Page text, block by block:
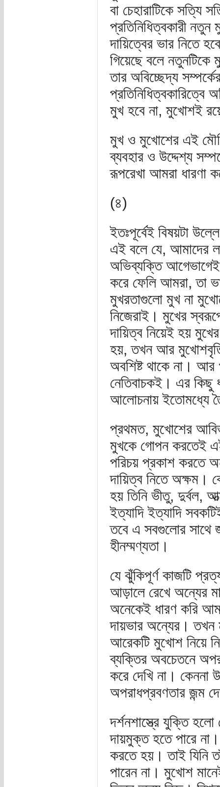
বা চেহারাটিকে সত্যি
প্রতিনিধিত্বকারী
দায়িত্বের ভার নিতে
গিয়েছে বলে নতুনটিকে
তার অবিচ্ছেদ্য
মুখ হবে না, মুখোশই
মুখ ও মুখোশের এই
ব্যবহার ও উদ্দেশ্য
রূপরেখা আমরা ধারণা
(৪)
ইতঃপূর্বেই বিষয়টা
এই বলে যে, আমাদের
অভিব্যক্তি
করে ফেলি আমরা, তা
মুখরতাগুলো মুখ না
নিজেরাই। মুখের
দায়িত্ব নিয়েই হয়
হয়, তখন আর
অবশিষ্ট থাকে না। আর
নেতিবাচকই। এর কিছু
আলোচনায় ইতোমধ্যে
প্রথমত, মুখোশের
মুখকে গোপন করতেই
পরিচয় প্রকাশ করতে
দায়িত্ব নিতে অক্ষম।
হয় তিনি ভীতু, দুর্বল,
ইত্যাদি ইত্যাদি
তবে এ সবগুলোর সাথে
হীনম্মণ্যতা।
যে ঝুঁকিপূর্ণ কাজটি
আড়ালে রেখে অন্যের
অনেকেই ধারণ করি
দায়ভার অন্যের।
আরেকটি মুখোশ নিয়ে
ব্যক্তির অবচেতনে
করে দেখি না। কেননা
অপরাধপ্রবণতার জন্ম
দর্শনশাস্ত্রে যুক্তি
দায়মুক্ত হতে পারে না।
করতে হয়। তাই যিনি
পারেন না। মুখোশ